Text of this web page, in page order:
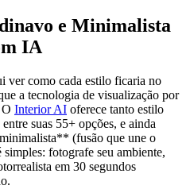
e Minimalista
IA
ver como cada estilo ficaria no
a tecnologia de visualização por
Interior AI oferece tanto estilo
suas 55+ opções, e ainda
(fusão que une o
fotografe seu ambiente,
em 30 segundos